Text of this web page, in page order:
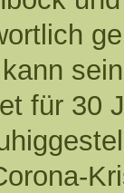
für 30